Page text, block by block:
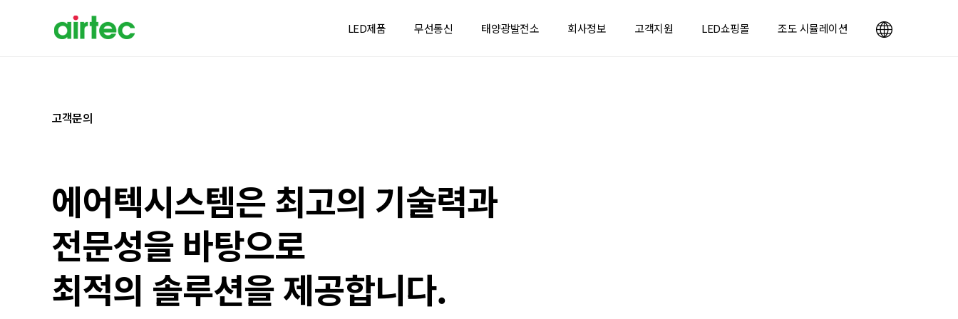
LED제품 무선통신 태양광발전소 회사정보 고객지원 LED쇼핑몰 조도 시뮬레이션
고객문의
에어텍시스템은 최고의 기술력과
전문성을 바탕으로
최적의 솔루션을 제공합니다.